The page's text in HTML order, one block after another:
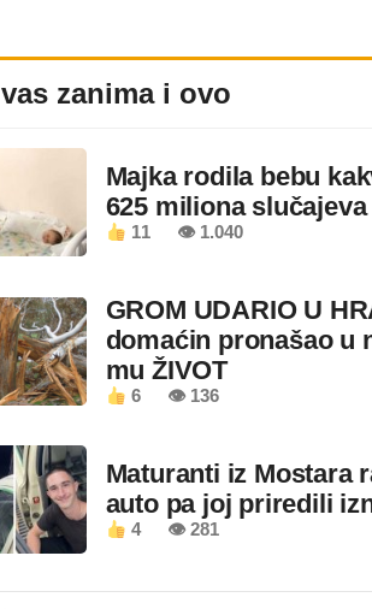
zanima i ovo
Majka rodila bebu
625 miliona slučajeva
11 👁 1.040
GROM UDARIO U
domaćin pronašao u
mu ŽIVOT
6 👁 136
Maturanti iz Mostara
auto pa joj priredili
4 👁 281